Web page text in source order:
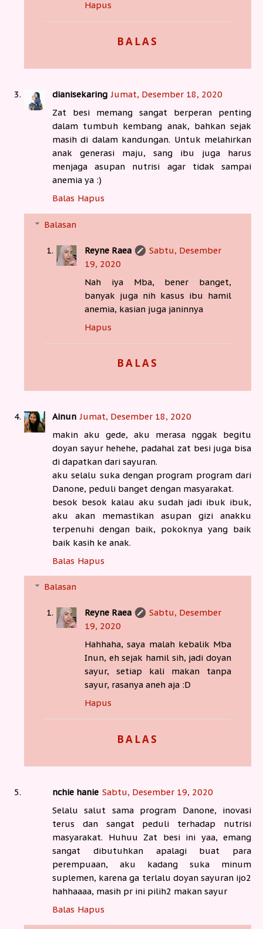
Hapus
BALAS
dianisekaring Jumat, Desember 18, 2020
Zat besi memang sangat berperan penting
dalam tumbuh kembang anak, bahkan sejak
masih di dalam kandungan. Untuk melahirkan
anak generasi maju, sang ibu juga harus
menjaga asupan nutrisi agar tidak sampai
anemia ya :)
Balas Hapus
Balasan
Reyne Raea
Sabtu, Desember
19, 2020
Nah iya Mba, bener banget,
banyak juga nih kasus ibu hamil
anemia, kasian juga janinnya
Hapus
BALAS
Ainun Jumat, Desember 18, 2020
makin aku gede, aku merasa nggak begitu
doyan sayur hehehe, padahal zat besi juga bisa
di dapatkan dari sayuran.
aku selalu suka dengan program program dari
Danone, peduli banget dengan masyarakat.
besok besok kalau aku sudah jadi ibuk ibuk,
aku akan memastikan asupan gizi anakku
terpenuhi dengan baik, pokoknya yang baik
baik kasih ke anak.
Balas Hapus
Balasan
Reyne Raea
Sabtu, Desember
19, 2020
Hahhaha, saya malah kebalik Mba
Inun, eh sejak hamil sih, jadi doyan
sayur, setiap kali makan tanpa
sayur, rasanya aneh aja :D
Hapus
BALAS
nchie hanie Sabtu, Desember 19, 2020
Selalu salut sama program Danone, inovasi
terus dan sangat peduli terhadap nutrisi
masyarakat. Huhuu Zat besi ini yaa, emang
sangat dibutuhkan apalagi buat para
perempuaan, aku kadang suka minum
suplemen, karena ga terlalu doyan sayuran ijo2
hahhaaaa, masih pr ini pilih2 makan sayur
Balas Hapus